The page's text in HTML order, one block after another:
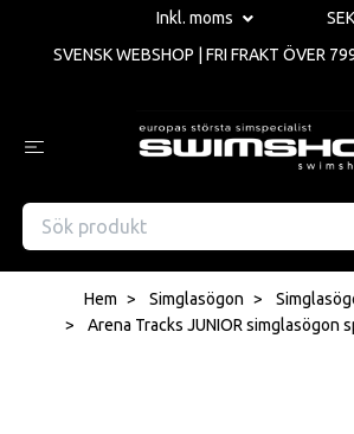
Inkl. moms
SEK
SVENSK WEBSHOP | FRI FRAKT ÖVER
Hem Simglasögon
Arena Tracks JUNIOR simglasögon